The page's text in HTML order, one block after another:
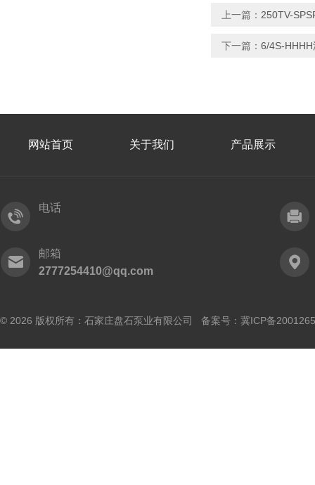
上一篇： 250TV-
下一篇： 6/4S-
网站首页 关于我们 产品展示
电话
邮箱
2777254410@qq.com
© 2026 版权所有：石家庄盘石泵业有限公司 备案号： 冀ICP备